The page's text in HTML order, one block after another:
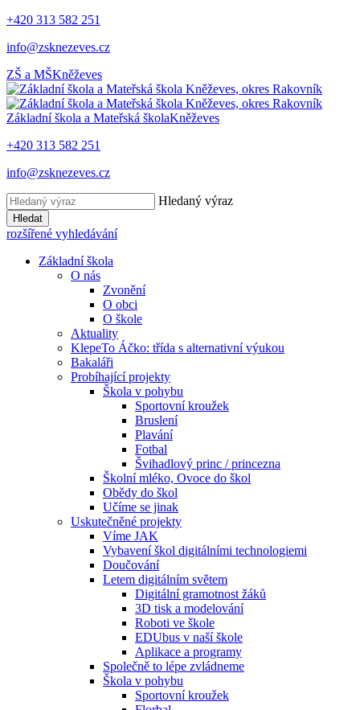
+420 313 582 251
info@zsknezeves.cz
ZŠ a MŠKněževes
Základní škola a Mateřská školaKněževes
+420 313 582 251
info@zsknezeves.cz
Hledaný výraz
Hledat
rozšířené vyhledávání
Základní škola
O nás
Zvonění
O obci
O škole
Aktuality
KlepeTo Áčko: třída s alternativní výukou
Bakaláři
Probíhající projekty
Škola v pohybu
Sportovní kroužek
Bruslení
Plavání
Fotbal
Švihadlový princ / princezna
Školní mléko, Ovoce do škol
Obědy do škol
Učíme se jinak
Uskutečněné projekty
Víme JAK
Vybavení škol digitálními technologiemi
Doučování
Letem digitálním světem
Digitální gramotnost žáků
3D tisk a modelování
Roboti ve škole
EDUbus v naší škole
Aplikace a programy
Společně to lépe zvládneme
Škola v pohybu
Sportovní kroužek